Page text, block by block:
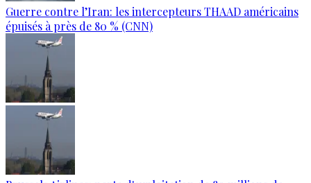
Guerre contre l’Iran: les intercepteurs THAAD américains
épuisés à près de 80 % (CNN)